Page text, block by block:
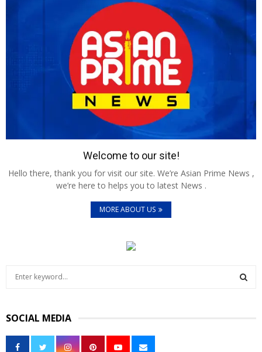
Welcome to our site!
Hello there, thank you for visit our site. We’re Asian Prime News ,
we’re here to helps you to latest News .
MORE ABOUT US
c
h
SOCIAL MEDIA